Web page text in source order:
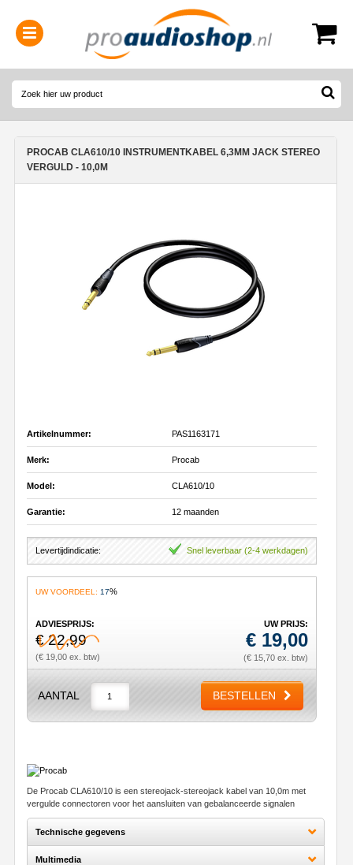
0314-364515
PROCAB CLA610/10 INSTRUMENTKABEL 6,3MM JACK STEREO
VERGULD - 10,0M
Artikelnummer: PAS1163171
Merk: Procab
Model: CLA610/10
Garantie: 12 maanden
Levertijdindicatie: Snel leverbaar (2-4 werkdagen)
UW VOORDEEL: 17%
ADVIESPRIJS:
€ 22,99
(€ 19,00 ex. btw)
UW PRIJS:
€ 19,00
(€ 15,70 ex. btw)
AANTAL BESTELLEN
De Procab CLA610/10 is een stereojack-stereojack kabel van 10,0m met
vergulde connectoren voor het aansluiten van gebalanceerde signalen
Technische gegevens
Multimedia